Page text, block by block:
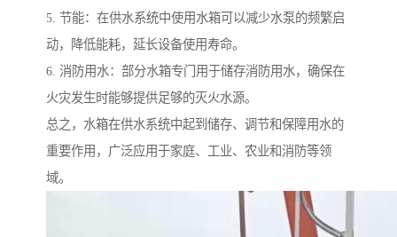
5. 节能：在供水系统中使用水箱可以减少水泵的频繁启
动，降低能耗，延长设备使用寿命。
6. 消防用水：部分水箱专门用于储存消防用水，确保在
火灾发生时能够提供足够的灭火水源。
总之，水箱在供水系统中起到储存、调节和保障用水的
重要作用，广泛应用于家庭、工业、农业和消防等领
域。